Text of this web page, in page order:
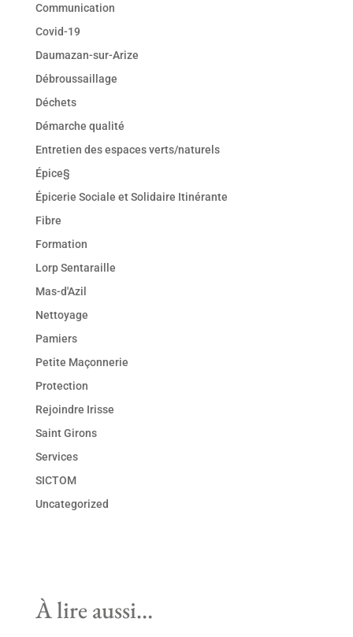
Communication
Covid-19
Daumazan-sur-Arize
Débroussaillage
Déchets
Démarche qualité
Entretien des espaces verts/naturels
Épice§
Épicerie Sociale et Solidaire Itinérante
Fibre
Formation
Lorp Sentaraille
Mas-d'Azil
Nettoyage
Pamiers
Petite Maçonnerie
Protection
Rejoindre Irisse
Saint Girons
Services
SICTOM
Uncategorized
À lire aussi…